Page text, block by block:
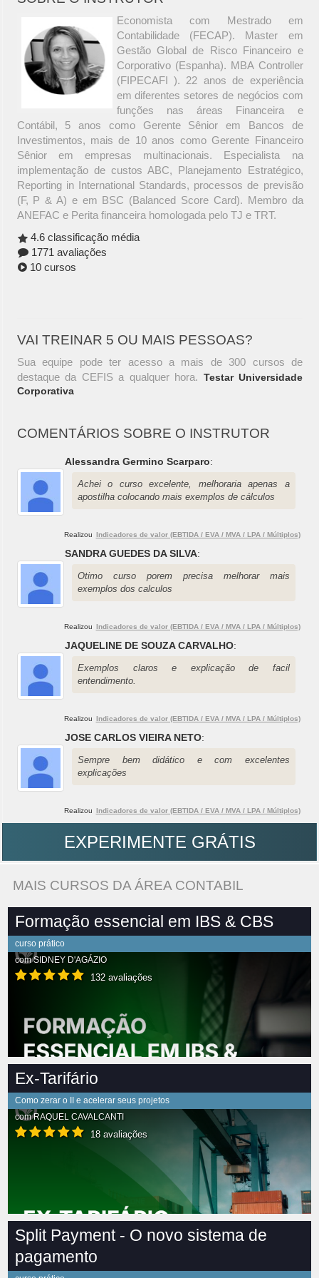
Economista com Mestrado em
Contabilidade (FECAP). Master em
Gestão Global de Risco Financeiro e
Corporativo (Espanha). MBA Controller
(FIPECAFI ). 22 anos de experiência
em diferentes setores de negócios com
funções nas áreas Financeira e
Contábil, 5 anos como Gerente Sênior em Bancos de
Investimentos, mais de 10 anos como Gerente Financeiro
Sênior em empresas multinacionais. Especialista na
implementação de custos ABC, Planejamento Estratégico,
Reporting in International Standards, processos de previsão
(F, P & A) e em BSC (Balanced Score Card). Membro da
ANEFAC e Perita financeira homologada pelo TJ e TRT.
4.6 classificação média
1771 avaliações
10 cursos
VAI TREINAR 5 OU MAIS PESSOAS?
Sua equipe pode ter acesso a mais de 300 cursos de
destaque da CEFIS a qualquer hora. Testar Universidade
Corporativa
COMENTÁRIOS SOBRE O INSTRUTOR
Alessandra Germino Scarparo:
Achei o curso excelente, melhoraria apenas a
apostilha colocando mais exemplos de cálculos
Realizou Indicadores de valor (EBTIDA / EVA / MVA / LPA / Múltiplos)
SANDRA GUEDES DA SILVA:
Otimo curso porem precisa melhorar mais
exemplos dos calculos
Realizou Indicadores de valor (EBTIDA / EVA / MVA / LPA / Múltiplos)
JAQUELINE DE SOUZA CARVALHO:
Exemplos claros e explicação de facil
entendimento.
Realizou Indicadores de valor (EBTIDA / EVA / MVA / LPA / Múltiplos)
JOSE CARLOS VIEIRA NETO:
Sempre bem didático e com excelentes
explicações
Realizou Indicadores de valor (EBTIDA / EVA / MVA / LPA / Múltiplos)
EXPERIMENTE GRÁTIS
MAIS CURSOS DA ÁREA CONTABIL
Formação essencial em IBS & CBS
curso prático
comSIDNEY D'AGÁZIO
132 avaliações
Ex-Tarifário
Como zerar o II e acelerar seus projetos
comRAQUEL CAVALCANTI
18 avaliações
Split Payment - O novo sistema de
pagamento